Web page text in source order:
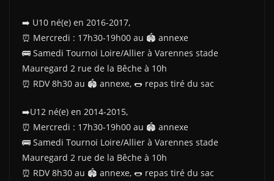
➡️ U10 né(e) en 2016-2017,
⏰️ Mercredi : 17h30-19h00 au 🏟 annexe
🚌 Samedi Tournoi Loire/Allier à Varennes stade
Mauregard 2 rue de la Bêche à 10h
⏰️ RDV 8h30 au 🏟 annexe, 🌭 repas tiré du sac
➡️U12 né(e) en 2014-2015,
⏰️ Mercredi : 17h30-19h00 au 🏟 annexe
🚌 Samedi Tournoi Loire/Allier à Varennes stade
Mauregard 2 rue de la Bêche à 10h
⏰️ RDV 8h30 au 🏟 annexe, 🌭 repas tiré du sac